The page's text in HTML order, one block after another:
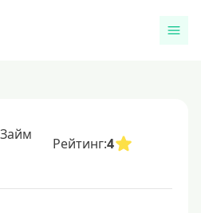
Рейтинг:4